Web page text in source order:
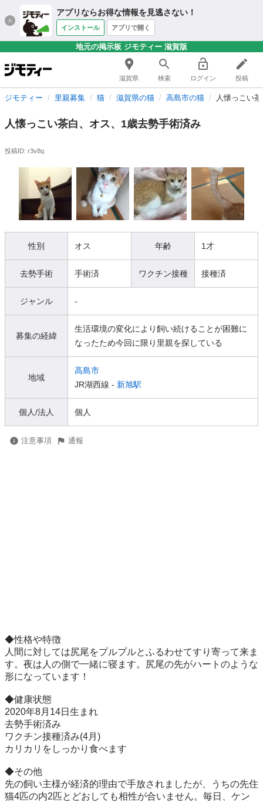
アプリならお得な情報を見逃さない！
インストール アプリで開く
地元の掲示板 ジモティー 滋賀版
滋賀県 検索 ログイン 投稿
ジモティー 里親募集 猫 滋賀県の猫 高島市の猫 人懐っこい
人懐っこい茶白、オス、1歳去勢手術済み
投稿ID: r3v8q
性別 オス 年齢 1才
去勢手術 手術済 ワクチン接種 接種済
ジャンル -
募集の経緯
生活環境の変化により飼い続けることが困難に
なったため今回に限り里親を探している
地域
高島市
JR湖西線 - 新旭駅
個人/法人 個人
注意事項 通報
◆性格や特徴
人間に対しては尻尾をプルプルとふるわせてすり寄って来ま
す。夜は人の側で一緒に寝ます。尻尾の先がハートのような
形になっています！
◆健康状態
2020年8月14日生まれ
去勢手術済み
ワクチン接種済み(4月)
カリカリをしっかり食べます
◆その他
先の飼い主様が経済的理由で手放されましたが、うちの先住
猫4匹の内2匹とどおしても相性が合いません。毎日、ケン